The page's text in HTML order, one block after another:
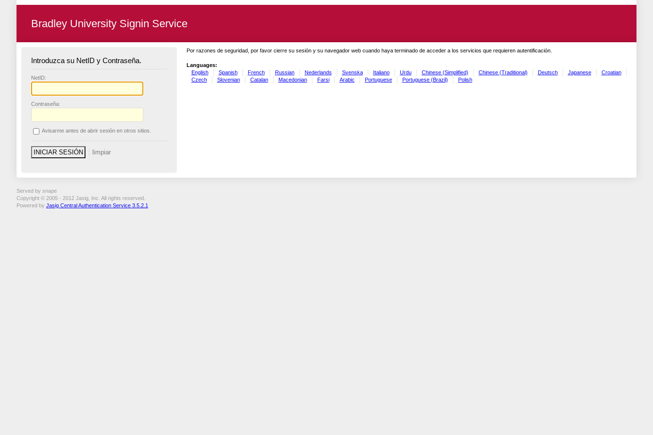
Bradley University Signin Service
Introduzca su NetID y Contraseña.
NetID:
Contraseña:
Avisarme antes de abrir sesión en otros sitios.
Por razones de seguridad, por favor cierre su sesión y su navegador web cuando haya terminado de acceder a los servicios que requieren autentificación.
Languages:
English
Spanish French Russian Nederlands Svenska Italiano Urdu Chinese (Simplified) Chinese (Traditional) Deutsch Japanese
Croatian
Czech
Slovenian Catalan Macedonian Farsi Arabic Portuguese Portuguese (Brazil) Polish
Served by snape
Copyright © 2005 - 2012 Jasig, Inc. All rights reserved.
Powered by Jasig Central Authentication Service 3.5.2.1